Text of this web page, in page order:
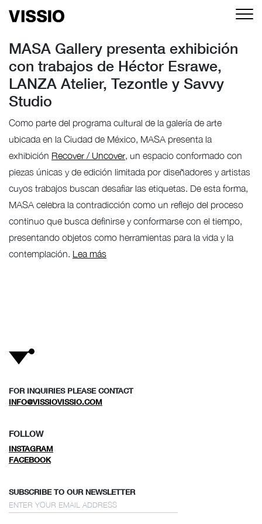
MASA Gallery presenta exhibición
con trabajos de Héctor Esrawe,
LANZA Atelier, Tezontle y Savvy
Studio
Como parte del programa cultural de la galería de arte
ubicada en la Ciudad de México, MASA presenta la
exhibición Recover / Uncover, un espacio conformado con
piezas únicas y de edición limitada por diseñadores y artistas
cuyos trabajos buscan desafiar las etiquetas. De esta forma,
MASA celebra la contradicción como un reflejo del proceso
continuo que busca definirse y conformarse con el tiempo,
presentando objetos como herramientas para la vida y la
contemplación. Lea más
FOR INQUIRIES PLEASE CONTACT
INFO@VISSIOVISSIO.COM
FOLLOW
INSTAGRAM
FACEBOOK
SUBSCRIBE TO OUR NEWSLETTER